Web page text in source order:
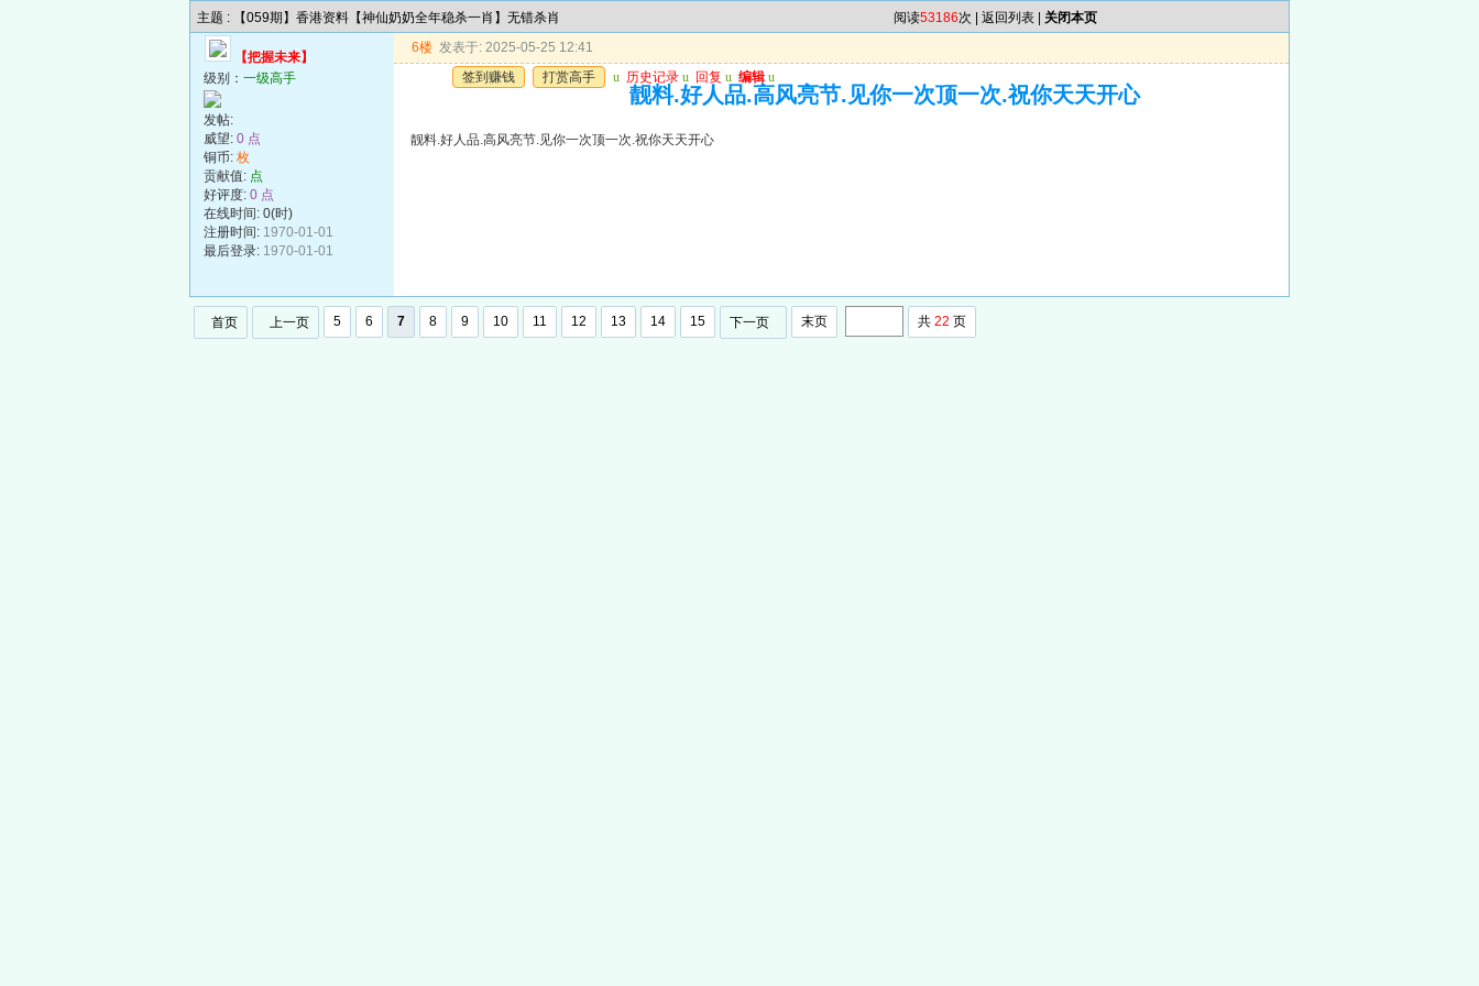
主题 : 【059期】香港资料【神仙奶奶全年稳杀一肖】无错杀肖 阅读53186次 | 返回列表 关闭本页
【把握未来】
级别： 一级高手
发帖:
威望: 0 点
铜币: 枚
贡献值: 点
好评度: 0 点
在线时间: 0(时)
注册时间: 1970-01-01
最后登录: 1970-01-01
6楼 发表于: 2025-05-25 12:41
签到赚钱
打赏高手 u 历史记录 u 回复 u 编辑 u
靓料.好人品.高风亮节.见你一次顶一次.祝你天天开心
靓料.好人品.高风亮节.见你一次顶一次.祝你天天开心
首页 上一页 5 6 7 8 9 10 11 12 13 14 15 下一页 末页 共 22 页